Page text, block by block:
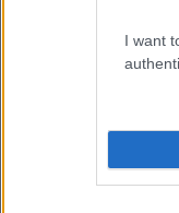
I want